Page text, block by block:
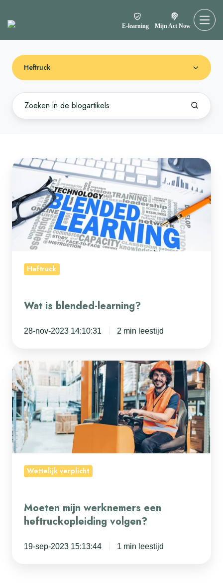
E-learning Mijn Act Now
Heftruck
Wat
blended-
learning?
Heftruck
Wat is blended-learning?
28-nov-2023 14:10:31 2 min leestijd
Moeten
mijn
werknemers
een
heftruckopleiding
volgen?
Wettelijk verplicht
Moeten mijn werknemers een
heftruckopleiding volgen?
19-sep-2023 15:13:44 1 min leestijd